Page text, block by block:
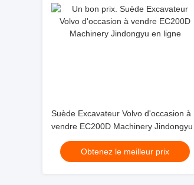
Suède Excavateur Volvo d'occasion à
vendre EC200D Machinery Jindongyu
Obtenez le meilleur prix